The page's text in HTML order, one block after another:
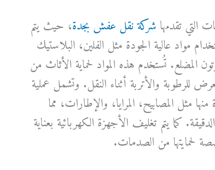
التي تقدمها شركة نقل عفش بجدة، حيث يتم
مواد عالية الجودة مثل الفلين، البلاستيك
المضلع. تُستخدم هذه المواد لحماية الأثاث من
للرطوبة والأتربة أثناء النقل. وتشمل عملية
مثل المصابيح، المرايا، والإطارات، مما
كما يتم تغليف الأجهزة الكهربائية بعناية
لحمايتها من الصدمات.